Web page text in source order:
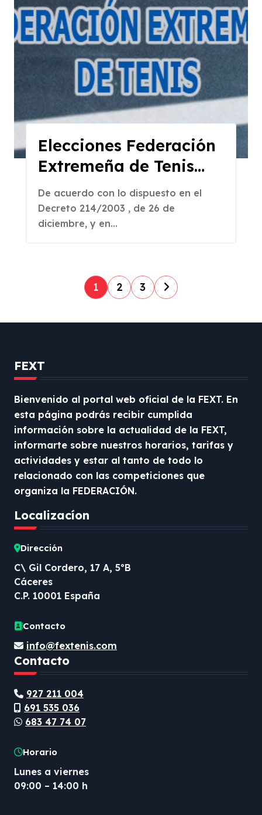
Elecciones Federación
Extremeña de Tenis
2016
De acuerdo con lo dispuesto en el
Decreto 214/2003 , de 26 de
diciembre, y en...
P
a
g
a
c
i
ó
n
d
e
e
n
r
a
s
1 2 3
FEXT
Bienvenido al portal web oficial de la FEXT. En
esta página podrás recibir cumplida
información sobre la actualidad de la FEXT,
informarte sobre nuestros horarios, tarifas y
actividades y estar al tanto de todo lo
relacionado con las competiciones que
organiza la FEDERACIÓN.
Localizacíon
Dirección
C\ Gil Cordero, 17 A, 5ºB
Cáceres
C.P. 10001 España
Contacto
info@fextenis.com
Contacto
927 211 004
691 535 036
683 47 74 07
Horario
Lunes a viernes
09:00 – 14:00 h